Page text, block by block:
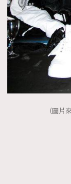
（圖片